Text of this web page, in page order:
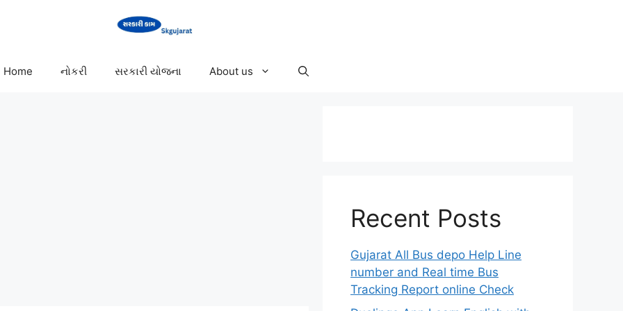
Home નોકરી સરકારી યોજના About us
Recent Posts
Gujarat All Bus depo Help Line
number and Real time Bus
Tracking Report online Check